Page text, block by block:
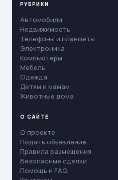
РУБРИКИ
Автомобили
Недвижимость
Телефоны и планшеты
Электроника
Компьютеры
Мебель
Одежда
Детям и мамам
Животные дома
О САЙТЕ
О проекте
Подать объявление
Правила размещения
Безопасные сделки
Помощь и FAQ